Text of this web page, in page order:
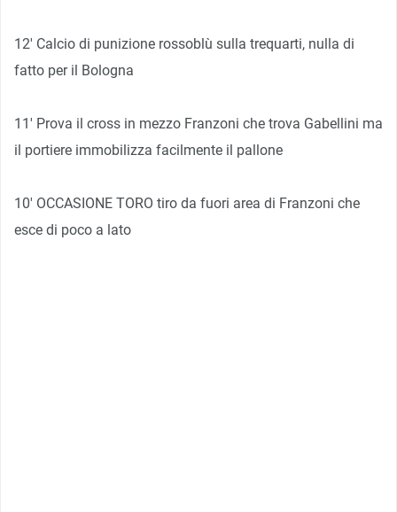
12′ Calcio di punizione rossoblù sulla trequarti, nulla di
fatto per il Bologna
11′ Prova il cross in mezzo Franzoni che trova Gabellini ma
il portiere immobilizza facilmente il pallone
10′ OCCASIONE TORO tiro da fuori area di Franzoni che
esce di poco a lato